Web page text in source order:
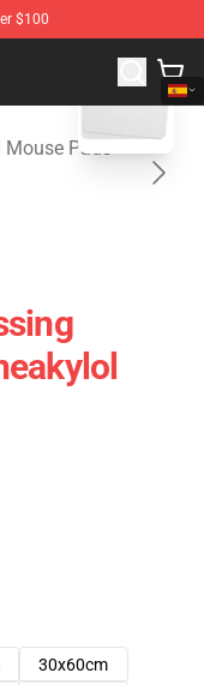
$100
Merchandise Store
Mouse Pads
blank template
30x60cm